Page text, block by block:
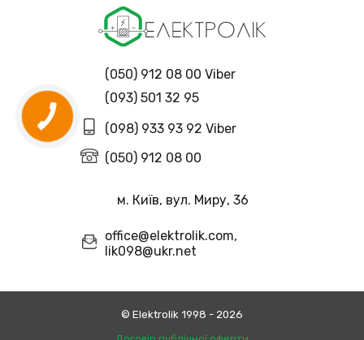
(050) 912 08 00 Viber
(093) 501 32 95
(098) 933 93 92 Viber
(050) 912 08 00
м. Київ, вул. Миру, 36
office@elektrolik.com,
lik098@ukr.net
© Еlektrolik 1998 - 2026